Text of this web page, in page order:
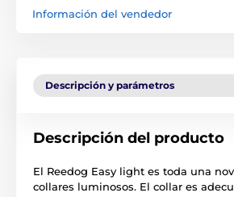
Información del vendedor
Descripción y parámetros
Descripción del producto
El Reedog Easy light es toda una
collares luminosos. El collar es